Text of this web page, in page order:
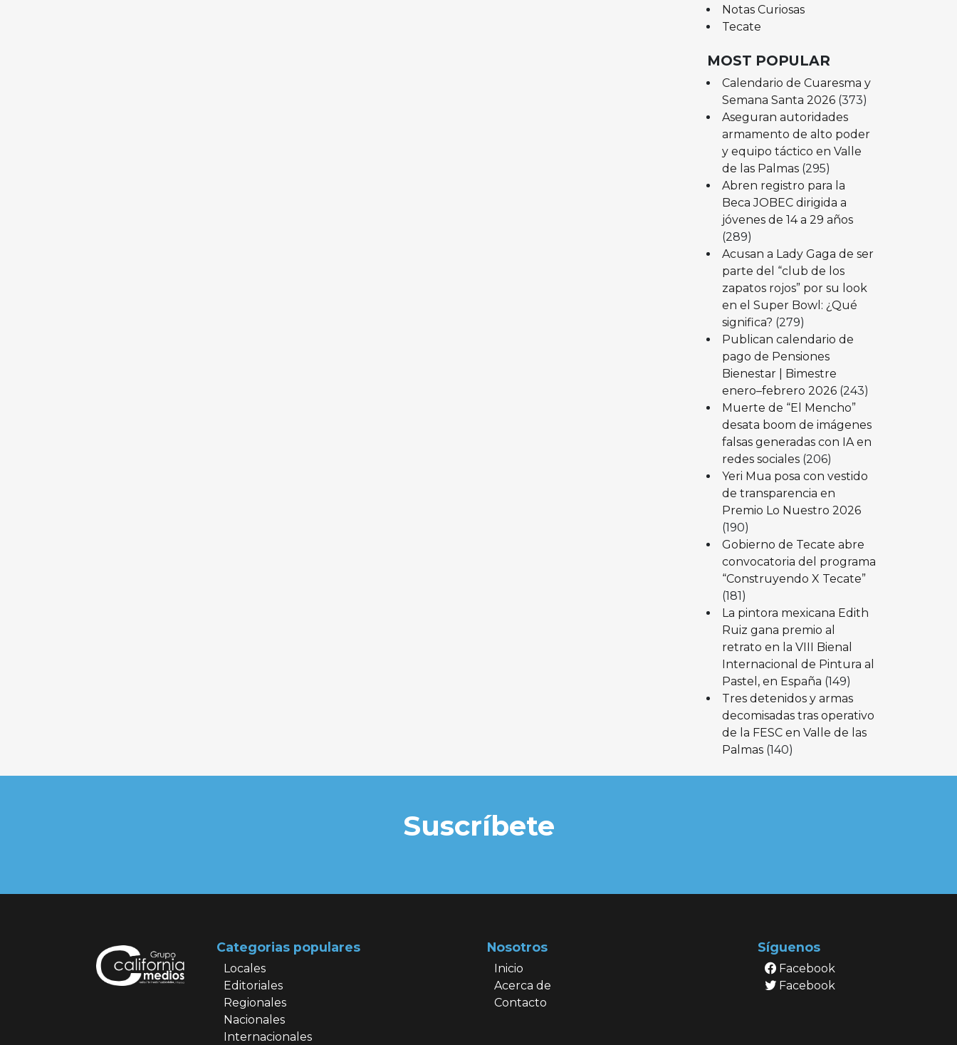
Notas Curiosas
Tecate
MOST POPULAR
Calendario de Cuaresma y
Semana Santa 2026 (373)
Aseguran autoridades
armamento de alto poder
y equipo táctico en Valle
de las Palmas (295)
Abren registro para la
Beca JOBEC dirigida a
jóvenes de 14 a 29 años
(289)
Acusan a Lady Gaga de ser
parte del “club de los
zapatos rojos” por su look
en el Super Bowl: ¿Qué
significa? (279)
Publican calendario de
pago de Pensiones
Bienestar | Bimestre
enero–febrero 2026 (243)
Muerte de “El Mencho”
desata boom de imágenes
falsas generadas con IA en
redes sociales (206)
Yeri Mua posa con vestido
de transparencia en
Premio Lo Nuestro 2026
(190)
Gobierno de Tecate abre
convocatoria del programa
“Construyendo X Tecate”
(181)
La pintora mexicana Edith
Ruiz gana premio al
retrato en la VIII Bienal
Internacional de Pintura al
Pastel, en España (149)
Tres detenidos y armas
decomisadas tras operativo
de la FESC en Valle de las
Palmas (140)
Suscríbete
Categorias populares
Locales
Editoriales
Regionales
Nacionales
Internacionales
Nosotros
Inicio
Acerca de
Contacto
Síguenos
Facebook
Facebook